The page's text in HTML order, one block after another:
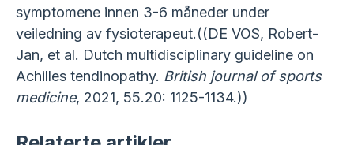
symptomene innen 3-6 måneder under
veiledning av fysioterapeut.((DE VOS, Robert-
Jan, et al. Dutch multidisciplinary guideline on
Achilles tendinopathy. British journal of sports
medicine, 2021, 55.20: 1125-1134.))